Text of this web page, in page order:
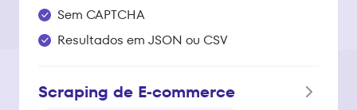
Sem CAPTCHA
Resultados em JSON ou CSV
Scraping de E‑commerce